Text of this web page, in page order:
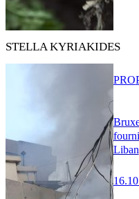
STELLA KYRIAKIDES
Liban
PRO